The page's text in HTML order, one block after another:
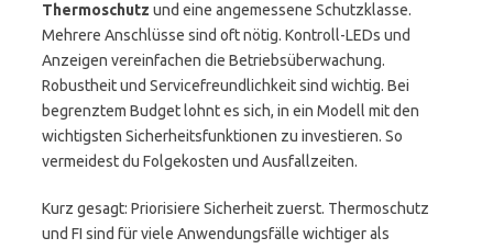
Thermoschutz und eine angemessene Schutzklasse.
Mehrere Anschlüsse sind oft nötig. Kontroll-LEDs und
Anzeigen vereinfachen die Betriebsüberwachung.
Robustheit und Servicefreundlichkeit sind wichtig. Bei
begrenztem Budget lohnt es sich, in ein Modell mit den
wichtigsten Sicherheitsfunktionen zu investieren. So
vermeidest du Folgekosten und Ausfallzeiten.
Kurz gesagt: Priorisiere Sicherheit zuerst. Thermoschutz
und FI sind für viele Anwendungsfälle wichtiger als